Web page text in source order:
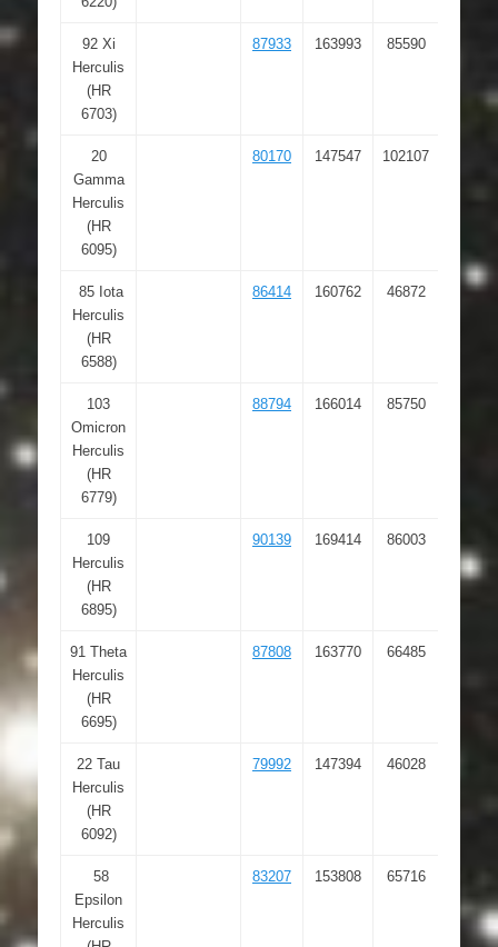
92 Xi
Herculis
(HR
6703)
87933 163993 85590
20
Gamma
Herculis
(HR
6095)
80170 147547 102107
85 Iota
Herculis
(HR
6588)
86414 160762 46872
17 39
103
Omicron
Herculis
(HR
6779)
88794 166014 85750
109
Herculis
(HR
6895)
90139 169414 86003
91 Theta
Herculis
(HR
6695)
87808 163770 66485
22 Tau
Herculis
(HR
6092)
79992 147394 46028
58
Epsilon
Herculis
83207 153808 65716